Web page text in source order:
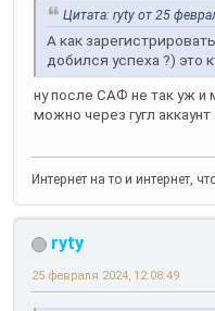
Цитата: ryty от 25
А как
добился успеха ?) это
ну после САФ не так уж и
можно через гугл
Интернет на то и интернет,
ryty
25 февраля 2024, 12:08:49